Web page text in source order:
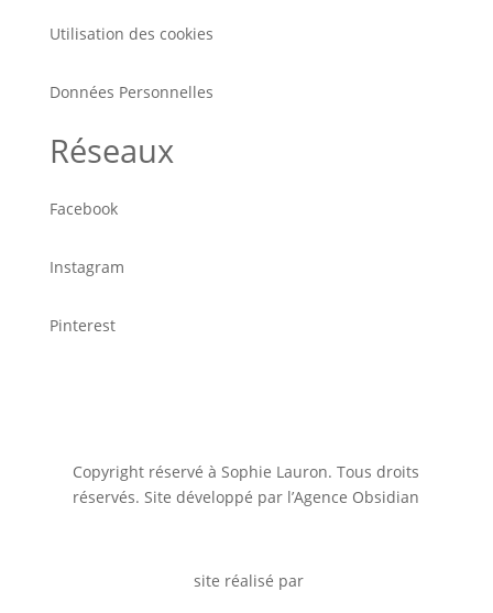
Utilisation des cookies
Données Personnelles
Réseaux
Facebook
Instagram
Pinterest
Copyright réservé à Sophie Lauron. Tous droits
réservés. Site développé par l’Agence Obsidian
site réalisé par